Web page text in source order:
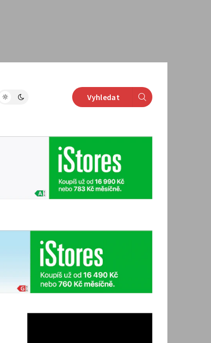
Vyhledat